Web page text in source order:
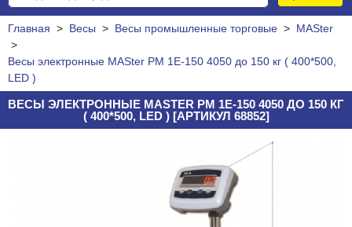
Главная > Весы > Весы промышленные торговые > MASter
>
Весы электронные MASter PM 1Е-150 4050 до 150 кг ( 400*500,
LED )
ВЕСЫ ЭЛЕКТРОННЫЕ MASTER PM 1Е-150 4050 ДО 150 КГ
( 400*500, LED ) [АРТИКУЛ 68852]